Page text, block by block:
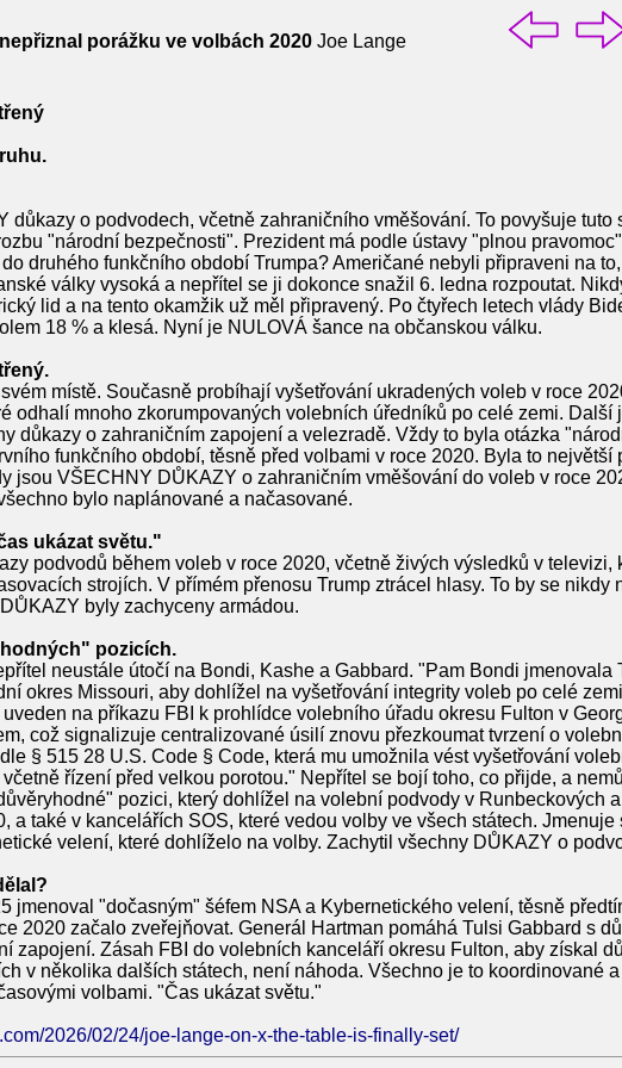
porážku ve volbách 2020 Joe Lange
důkazy o podvodech, včetně zahraničního vměšování. To povyšuje tuto
"národní bezpečnosti". Prezident má podle ústavy "plnou
druhého funkčního období Trumpa? Američané nebyli připraveni na
války vysoká a nepřítel se ji dokonce snažil 6. ledna rozpoutat.
lid a na tento okamžik už měl připravený. Po čtyřech letech vlády
18 % a klesá. Nyní je NULOVÁ šance na občanskou válku.
místě. Současně probíhají vyšetřování ukradených voleb v roce
odhalí mnoho zkorumpovaných volebních úředníků po celé zemi. Další
důkazy o zahraničním zapojení a velezradě. Vždy to byla otázka
funkčního období, těsně před volbami v roce 2020. Byla to největší
jsou VŠECHNY DŮKAZY o zahraničním vměšování do voleb v roce
bylo naplánované a načasované.
ukázat světu."
podvodů během voleb v roce 2020, včetně živých výsledků v televizi,
strojích. V přímém přenosu Trump ztrácel hlasy. To by se nikdy
byly zachyceny armádou.
pozicích.
neustále útočí na Bondi, Kashe a Gabbard. "Pam Bondi jmenovala
okres Missouri, aby dohlížel na vyšetřování integrity voleb po celé
na příkazu FBI k prohlídce volebního úřadu okresu Fulton v
což signalizuje centralizované úsilí znovu přezkoumat tvrzení o
§ 515 28 U.S. Code § Code, která mu umožnila vést vyšetřování
řízení před velkou porotou." Nepřítel se bojí toho, co přijde, a
pozici, který dohlížel na volební podvody v Runbeckových
a také v kancelářích SOS, které vedou volby ve všech státech.
velení, které dohlíželo na volby. Zachytil všechny DŮKAZY o
jmenoval "dočasným" šéfem NSA a Kybernetického velení, těsně
2020 začalo zveřejňovat. Generál Hartman pomáhá Tulsi Gabbard s
zapojení. Zásah FBI do volebních kanceláří okresu Fulton, aby získal
v několika dalších státech, není náhoda. Všechno je to koordinované
volbami. "Čas ukázat světu."
2026/02/24/joe-lange-on-x-the-table-is-finally-set/